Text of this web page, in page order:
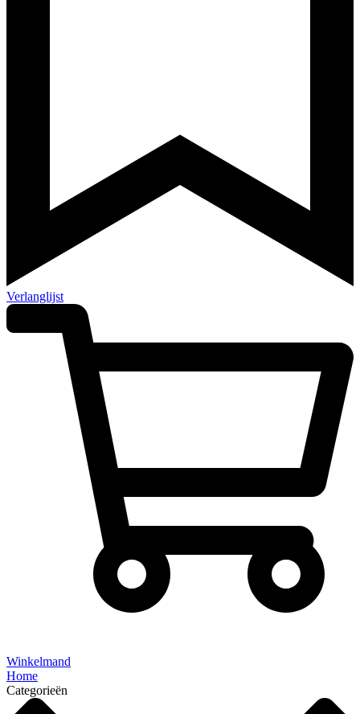
Verlanglijst
Winkelmand
Home
Categorieën